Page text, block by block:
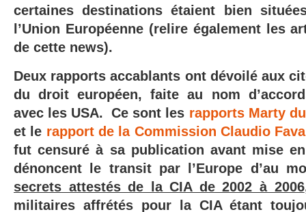
certaines destinations étaient bien
l’Union Européenne (relire également les
de cette news).
Deux rapports accablants ont dévoilé aux
du droit européen, faite au nom
avec les USA. Ce sont les rapports Marty
et le rapport de la Commission Claudio Fava
fut censuré à sa publication avant mise
dénoncent le transit par l’Europe d’au
secrets attestés de la CIA de 2002 à 2006
militaires affrétés pour la CIA étant